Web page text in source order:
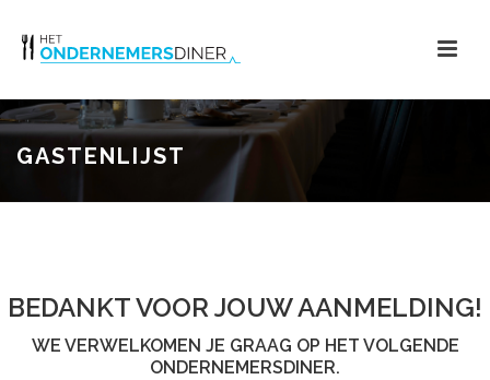
GASTENLIJST
BEDANKT VOOR JOUW AANMELDING!
WE VERWELKOMEN JE GRAAG OP HET VOLGENDE
ONDERNEMERSDINER.